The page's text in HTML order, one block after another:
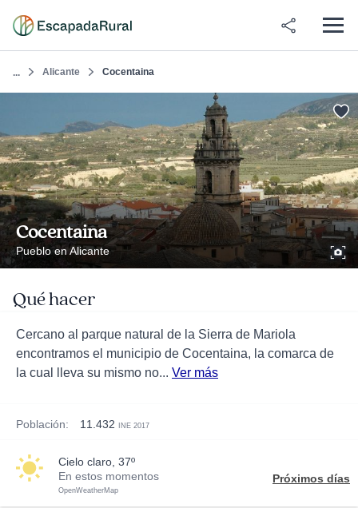
... Alicante Cocentaina
Cocentaina
Pueblo en Alicante
Qué hacer
Cercano al parque natural de la Sierra de Mariola
encontramos el municipio de Cocentaina, la comarca de
la cual lleva su mismo no... Ver más
Población: 11.432 INE 2017
cielo claro, 37º
En estos momentos
OpenWeatherMap
Próximos días